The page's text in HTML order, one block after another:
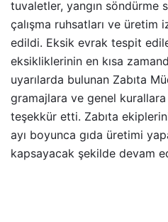
tuvaletler, yangın söndürme
çalışma ruhsatları ve
edildi. Eksik evrak tespit
eksikliklerinin en kısa
uyarılarda bulunan Zabıta
gramajlara ve genel
teşekkür etti. Zabıta
ayı boyunca gıda üretimi
kapsayacak şekilde devam